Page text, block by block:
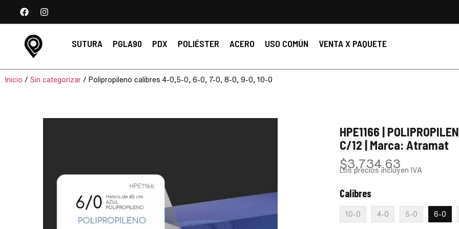
SUTURA PGLA90 PDX POLIÉSTER ACERO USO COMÚN VENTA X PAQUETE
Inicio / Sin categorizar / Polipropileno calibres 4-0,5-0, 6-0, 7-0, 8-0, 9-0, 10-0
HPE1166 |
C/12 | Marca: Atramat
$3,734.63
Los precios incluyen IVA
Calibres
10-0 4-0 5-0 6-0